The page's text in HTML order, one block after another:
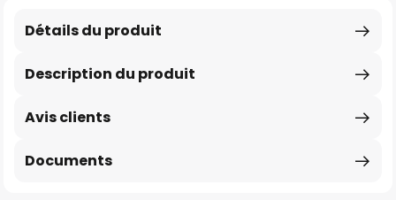
Description du produit
Détails du produit
Avis clients
Documents